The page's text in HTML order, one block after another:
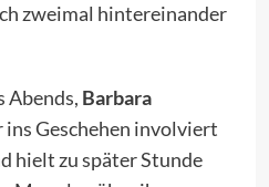
zweimal hintereinander
Abends, Barbara
ins Geschehen involviert
hielt zu später Stunde